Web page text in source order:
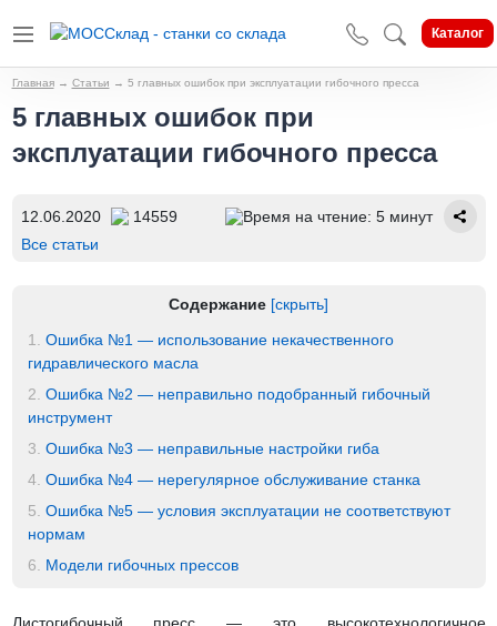
Каталог
Главная → Статьи → 5 главных ошибок при эксплуатации гибочного пресса
5 главных ошибок при
эксплуатации гибочного пресса
12.06.2020 14559
Время на чтение: 5 минут
Все статьи
Содержание [скрыть]
1.
Ошибка №1 — использование некачественного
гидравлического масла
2. Ошибка №2 — неправильно подобранный гибочный
инструмент
3. Ошибка №3 — неправильные настройки гиба
4. Ошибка №4 — нерегулярное обслуживание станка
5. Ошибка №5 — условия эксплуатации не соответствуют
нормам
6.
Модели гибочных прессов